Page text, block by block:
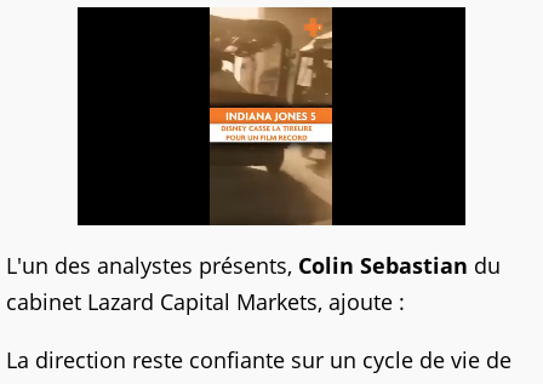
L'un des analystes présents, Colin Sebastian du
cabinet Lazard Capital Markets, ajoute :
La direction reste confiante sur un cycle de vie de